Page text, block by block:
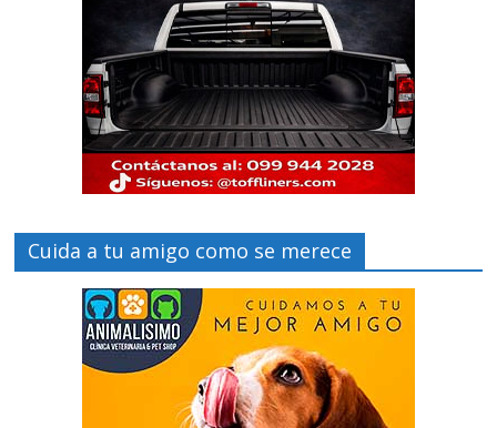
Cuida a tu amigo como se merece